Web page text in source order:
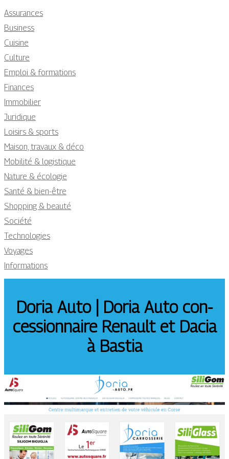
Assurances
Business
Cuisine
Culture
Emploi & formations
Finances
Immobilier
Juridique
Loisirs & sports
Maison, travaux & déco
Mobilité & logistique
Nature & écologie
Santé & bien-être
Shopping & beauté
Société
Technologies
Voyages
Informations
Doria Auto | Doria Auto con­
cession­nai­re Renault et Dacia
à Bastia